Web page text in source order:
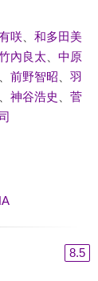
咲、 和多田美
內良太
中原
前野智昭
羽
神谷浩史
菅
8.5